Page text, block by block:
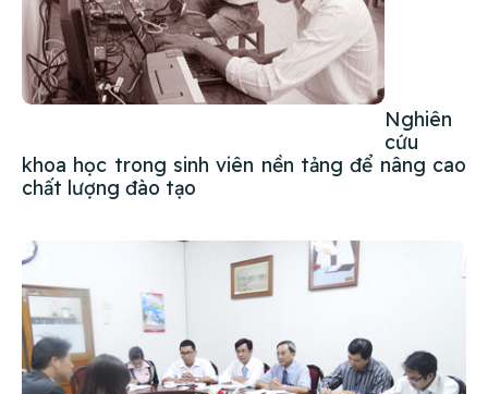
Nghiên
cứu
khoa học trong sinh viên nền tảng để nâng cao
chất lượng đào tạo